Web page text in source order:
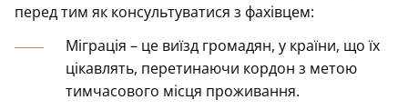
перед тим як консультуватися з фахівцем:
Міграція – це виїзд громадян, у країни, що їх
цікавлять, перетинаючи кордон з метою
тимчасового місця проживання.